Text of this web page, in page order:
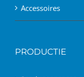
Accessoires
PRODUCTIE